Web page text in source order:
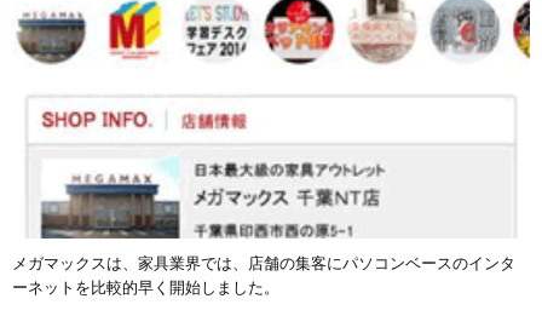
メガマックスは、家具業界では、店舗の集客にパソコンベースのインタ
ーネットを比較的早く開始しました。